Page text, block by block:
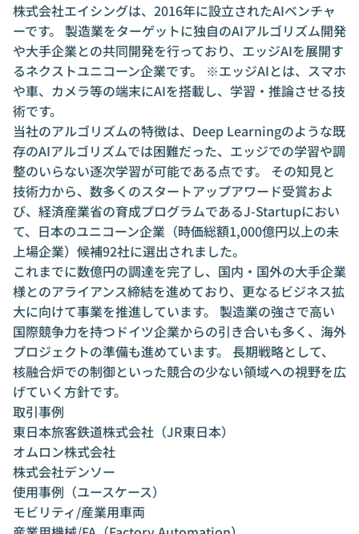
株式会社エイシングは、2016年に設立されたAIベンチャ
ーです。 製造業をターゲットに独自のAIアルゴリズム開発
や大手企業との共同開発を行っており、エッジAIを展開す
るネクストユニコーン企業です。 ※エッジAIとは、スマホ
や車、カメラ等の端末にAIを搭載し、学習・推論させる技
術です。
当社のアルゴリズムの特徴は、Deep Learningのような既
存のAIアルゴリズムでは困難だった、エッジでの学習や調
整のいらない逐次学習が可能である点です。 その知見と
技術力から、数多くのスタートアップアワード受賞およ
び、経済産業省の育成プログラムであるJ-Startupにおい
て、日本のユニコーン企業（時価総額1,000億円以上の未
上場企業）候補92社に選出されました。
これまでに数億円の調達を完了し、国内・国外の大手企業
様とのアライアンス締結を進めており、更なるビジネス拡
大に向けて事業を推進しています。 製造業の強さで高い
国際競争力を持つドイツ企業からの引き合いも多く、海外
プロジェクトの準備も進めています。 長期戦略として、
核融合炉での制御といった競合の少ない領域への視野を広
げていく方針です。
取引事例
東日本旅客鉄道株式会社（JR東日本）
オムロン株式会社
株式会社デンソー
使用事例（ユースケース）
モビリティ/産業用車両